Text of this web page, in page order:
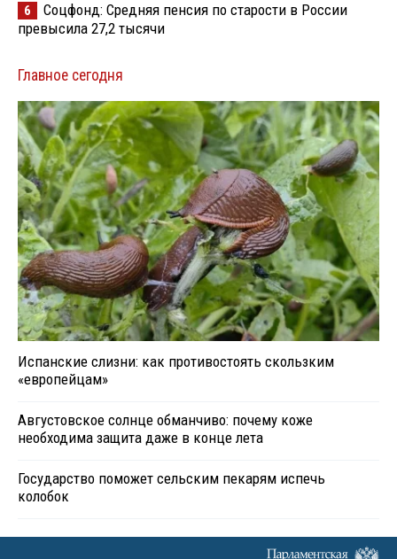
6
Соцфонд: Средняя пенсия по старости в России
превысила 27,2 тысячи
Главное сегодня
Испанские слизни: как противостоять скользким
«европейцам»
Августовское солнце обманчиво: почему коже
необходима защита даже в конце лета
Государство поможет сельским пекарям испечь
колобок